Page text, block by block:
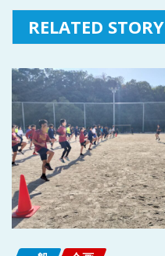
RELATED STORY